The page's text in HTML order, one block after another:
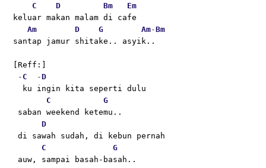
C
D Bm
Em
keluar makan malam di cafe
Am
D G Am-Bm
santap jamur shitake.. asyik..
[Reff:]
- C
  -
D
  ku ingin kita seperti dulu
C
G
saban weekend ketemu..
D
di sawah sudah, di kebun pernah
C
G
auw, sampai basah-basah..